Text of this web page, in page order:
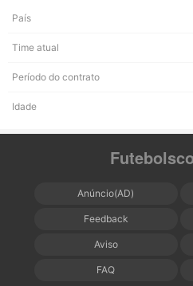
País
Time atual
Período do contrato
Idade
Anúncio(AD)
Feedback
Aviso
FAQ